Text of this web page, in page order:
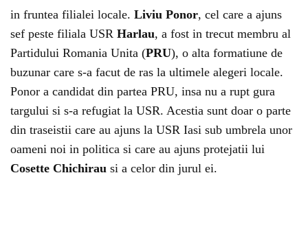
in fruntea filialei locale. Liviu Ponor, cel care a ajuns
sef peste filiala USR Harlau, a fost in trecut membru al
Partidului Romania Unita (PRU), o alta formatiune de
buzunar care s-a facut de ras la ultimele alegeri locale.
Ponor a candidat din partea PRU, insa nu a rupt gura
targului si s-a refugiat la USR. Acestia sunt doar o parte
din traseistii care au ajuns la USR Iasi sub umbrela unor
oameni noi in politica si care au ajuns protejatii lui
Cosette Chichirau si a celor din jurul ei.